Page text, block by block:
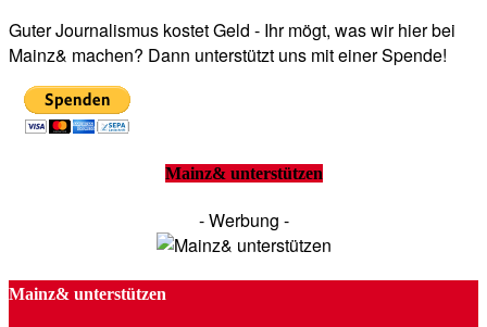
Guter Journalismus kostet Geld - Ihr mögt, was wir hier bei
Mainz& machen? Dann unterstützt uns mit einer Spende!
Mainz& unterstützen
- Werbung -
Mainz& unterstützen